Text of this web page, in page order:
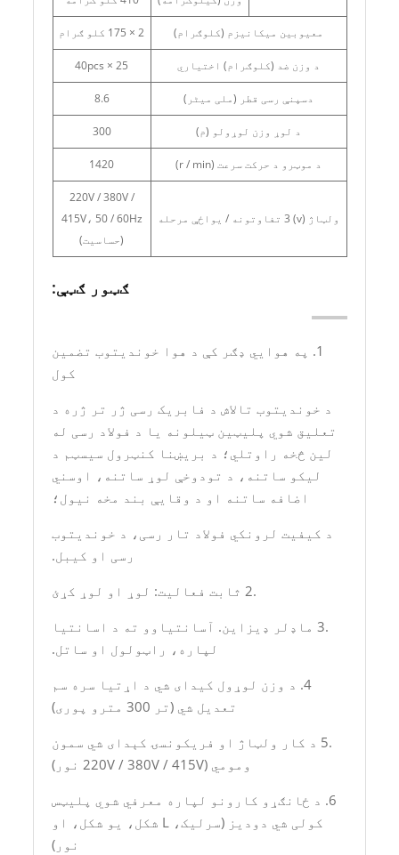
معیوبین میکانیزم (کلوګرام) 2 × 175 کلو ګرام
د وزن ضد (کلوګرام) اختیاري 25 × 40pcs
دسپنې رسی قطر (ملی میٹر) 8.6
د لوړ وزن لوړولو (م) 300
د موټرو د حرکت سرعت (r / min) 1420
ولټاژ (v) 3 تفاوتونه / یواځې مرحله
220V / 380V /
415V، 50 / 60Hz
(حساسیت)
ګټور ګټې:
1. په هوایي ډګر کې د هوا خونديتوب تضمین
کول
د خوندیتوب تالاش د فابریک رسی ژر تر ژره د
تعلیق شوي پلیټین ټیلونه یا د فولاد رسی له
لین څخه راوتلي؛ د بریښنا کنټرول سیسټم د
لیکو ساتنه، د تودوخې لوړ ساتنه، اوسني
اضافه ساتنه او د وقایې بند مخه نیول؛
د کیفیت لرونکي فولاد تار رسی، د خوندیتوب
رسی او کیبل.
.2 ثابت فعالیت: لوړ او لوړ کړئ
.3 ماډلر ډیزاین. آسانتیاوو ته د اسانتیا
لپاره، راټولول او ساتل.
4. د وزن لوړول کیدای شي د اړتیا سره سم
تعدیل شي (تر 300 مترو پوری)
.5 د کار ولټاژ او فریکونسۍ کېدای شي سمون
ومومي (220V / 380V / 415V نور)
6. د ځانګړو کارونو لپاره معرفي شوي پلیټس
کولی شي دودیز (سرلیک، L شکل، یو شکل، او
نور)